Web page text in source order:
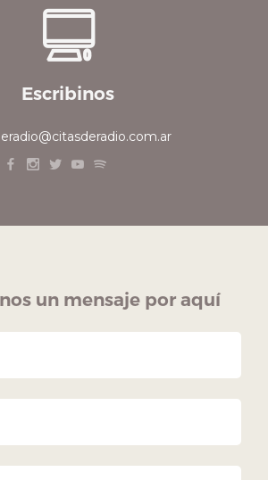
Escribinos
un mensaje por aquí